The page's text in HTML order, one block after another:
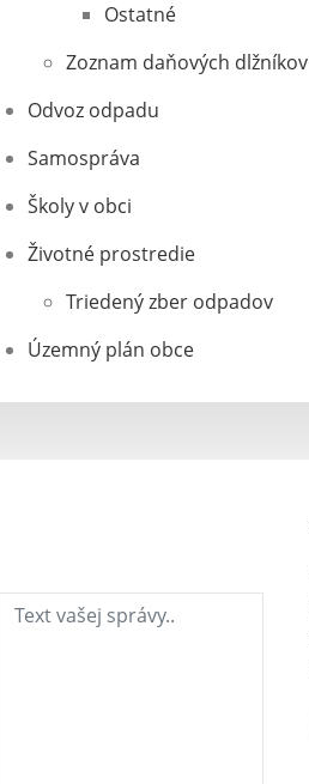
Ostatné
Zoznam daňových dlžníkov
Odvoz odpadu
Samospráva
Školy v obci
Životné prostredie
Triedený zber odpadov
Územný plán obce